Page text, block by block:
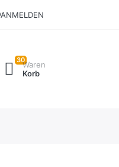
ANMELDEN
30Waren
Korb